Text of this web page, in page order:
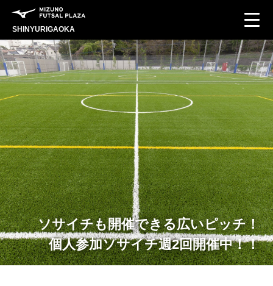
SHINYURIGAOKA
ソサイチも開催できる広いピッチ！
個人参加ソサイチ週2回開催中！！